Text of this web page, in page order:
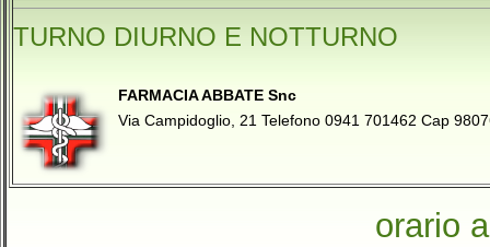
TURNO DIURNO E NOTTURNO
FARMACIA ABBATE Snc
Via Campidoglio, 21 Telefono 0941 701462 Cap
orario